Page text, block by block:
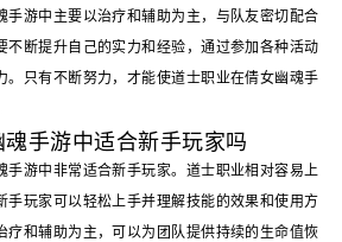
手游中主要以治疗和辅助为主，与队友密切配合
不断提升自己的实力和经验，通过参加各种活动
。只有不断努力，才能使道士职业在倩女幽魂手
手游中适合新手玩家吗
手游中非常适合新手玩家。道士职业相对容易上
手玩家可以轻松上手并理解技能的效果和使用方
疗和辅助为主，可以为团队提供持续的生命值恢